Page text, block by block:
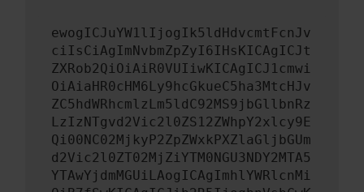
ewogICJuYW1lIjogIk5ldHdvcmtFcnJv
ciIsCiAgImNvbmZpZyI6IHsKICAgICJt
ZXRob2QiOiAiR0VUIiwKICAgICJ1cmwi
OiAiaHR0cHM6Ly9hcGkueC5ha3MtcHJv
ZC5hdWRhcmlzLm5ldC92MS9jbGllbnRz
LzIzNTgvd2Vic2l0ZS12ZWhpY2xlcy9E
Qi00NC02MjkyP2ZpZWxkPXZlaGljbGUm
d2Vic2l0ZT02MjZiYTM0NGU3NDY2MTA5
YTAwYjdmMGUiLAogICAgImhlYWRlcnMi